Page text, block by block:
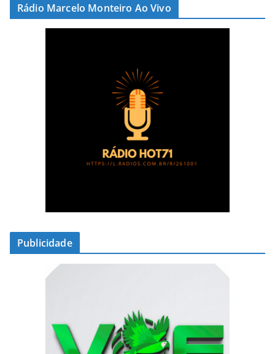
Rádio Marcelo Monteiro Ao Vivo
Publicidade